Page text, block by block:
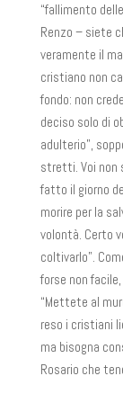
“fallimento
Renzo – siete
veramente il
cristiano non
fondo: non
deciso solo di
adulterio”,
stretti. Voi non
fatto il giorno
morire per la
volontà. Certo
coltivarlo”.
forse non
“Mettete al
reso i cristiani
ma bisogna
Rosario che